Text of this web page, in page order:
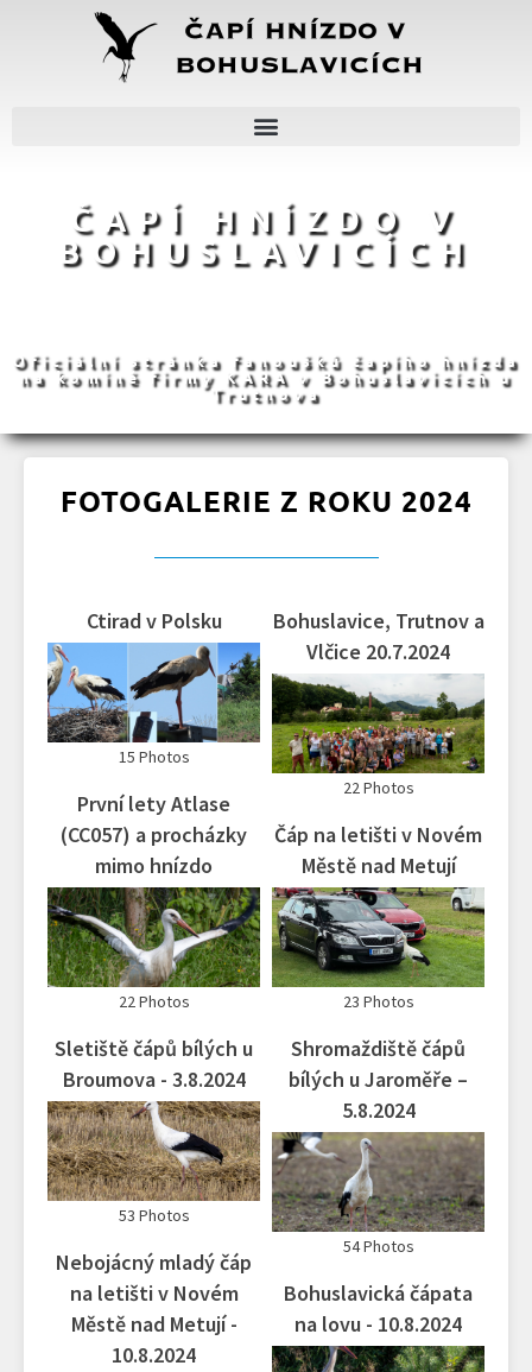
ČAPÍ HNÍZDO V
BOHUSLAVICÍCH
Oficiální stránka fanoušků čapího hnízda
na komíně firmy KARA v Bohuslavicích u
Trutnova
FOTOGALERIE Z ROKU 2024
Ctirad v Polsku
15 Photos
Bohuslavice, Trutnov a
Vlčice 20.7.2024
22 Photos
První lety Atlase
(CC057) a procházky
mimo hnízdo
22 Photos
Čáp na letišti v Novém
Městě nad Metují
23 Photos
Sletiště čápů bílých u
Broumova - 3.8.2024
53 Photos
Shromaždiště čápů
bílých u Jaroměře –
5.8.2024
54 Photos
Nebojácný mladý čáp
na letišti v Novém
Městě nad Metují -
10.8.2024
Bohuslavická čápata
na lovu - 10.8.2024